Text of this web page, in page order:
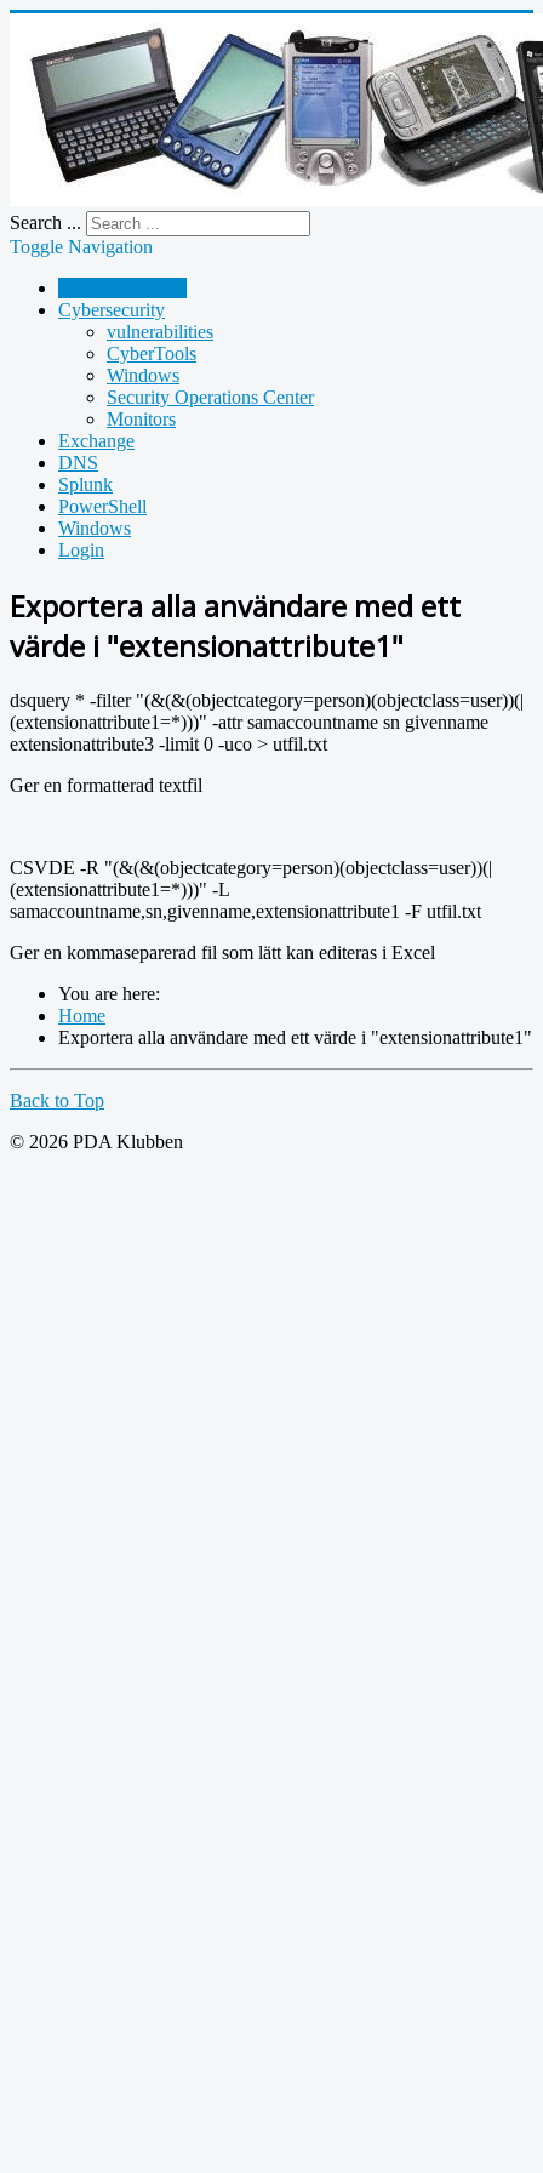
Search ...
Toggle Navigation
Cybersecurity
vulnerabilities
CyberTools
Windows
Security Operations Center
Monitors
Exchange
DNS
Splunk
PowerShell
Windows
Login
Exportera alla användare med ett
värde i "extensionattribute1"
dsquery * -filter "(&(&(objectcategory=person)(objectclass=user))(|
(extensionattribute1=*)))" -attr samaccountname sn givenname
extensionattribute3 -limit 0 -uco > utfil.txt
Ger en formatterad textfil
CSVDE -R "(&(&(objectcategory=person)(objectclass=user))(|
(extensionattribute1=*)))" -L
samaccountname,sn,givenname,extensionattribute1 -F utfil.txt
Ger en kommaseparerad fil som lätt kan editeras i Excel
You are here:
Home
Exportera alla användare med ett värde i "extensionattribute1"
Back to Top
© 2026 PDA Klubben